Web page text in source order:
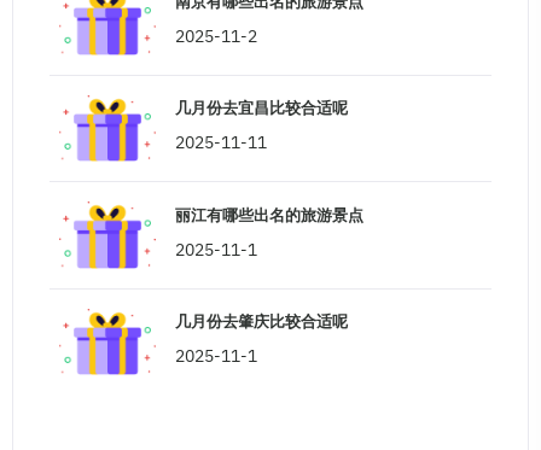
2025-11-2
几月份去宜昌比较合适呢
2025-11-11
丽江有哪些出名的旅游景点
2025-11-1
几月份去肇庆比较合适呢
2025-11-1